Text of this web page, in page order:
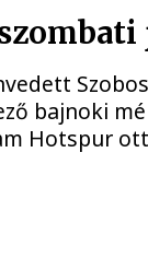
bajnoki
Hotspur